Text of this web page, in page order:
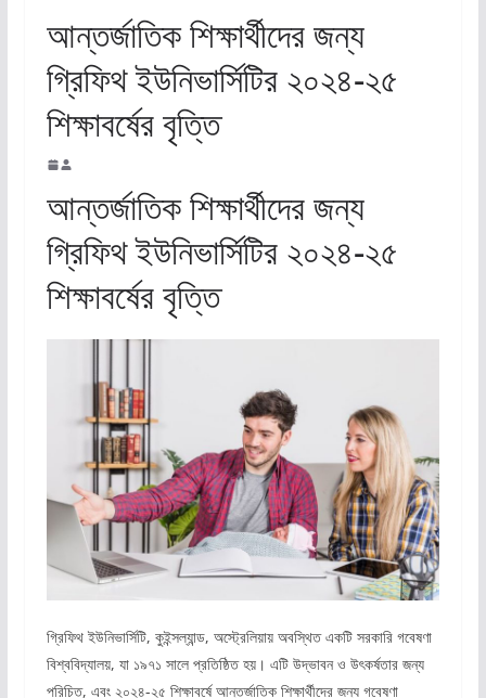
আন্তর্জাতিক শিক্ষার্থীদের জন্য
গ্রিফিথ ইউনিভার্সিটির ২০২৪-২৫
শিক্ষাবর্ষের বৃত্তি
আন্তর্জাতিক শিক্ষার্থীদের জন্য
গ্রিফিথ ইউনিভার্সিটির ২০২৪-২৫
শিক্ষাবর্ষের বৃত্তি
গ্রিফিথ ইউনিভার্সিটি, কুইন্সল্যান্ড, অস্ট্রেলিয়ায় অবস্থিত একটি সরকারি গবেষণা
বিশ্ববিদ্যালয়, যা ১৯৭১ সালে প্রতিষ্ঠিত হয়। এটি উদ্ভাবন ও উৎকর্ষতার জন্য
পরিচিত, এবং ২০২৪-২৫ শিক্ষাবর্ষে আন্তর্জাতিক শিক্ষার্থীদের জন্য গবেষণা